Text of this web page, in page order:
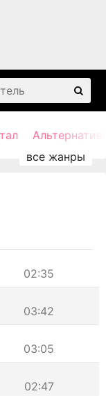
02:35
03:42
03:05
02:47